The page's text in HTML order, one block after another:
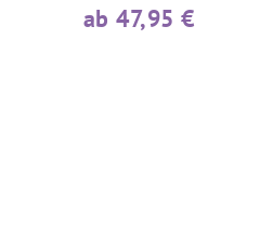
ab 47,95 €